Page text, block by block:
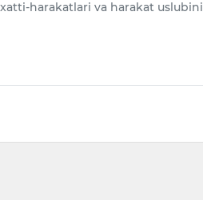
harakatlari va harakat uslubini